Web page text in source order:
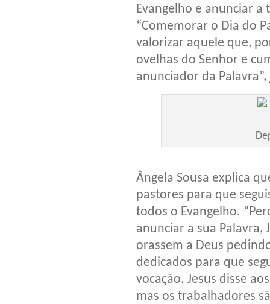
Evangelho e anunciar a
“Comemorar o Dia do
valorizar aquele que,
ovelhas do Senhor e
anunciador da
Ângela Sousa explica
pastores para que
todos o Evangelho.
anunciar a sua Palavra,
orassem a Deus
dedicados para que
vocação. Jesus disse
mas os trabalhadores